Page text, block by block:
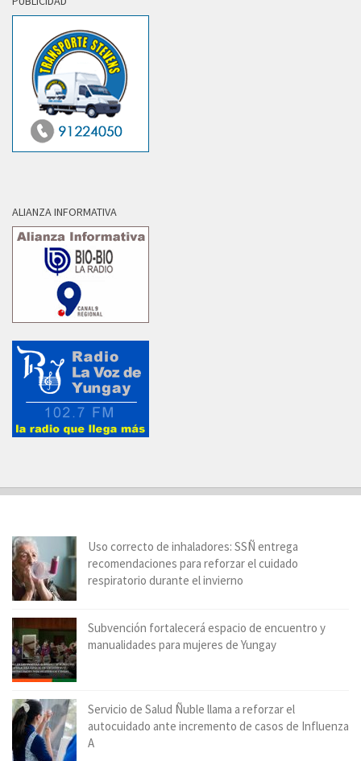
ALIANZA INFORMATIVA
Uso correcto de inhaladores: SSÑ entrega
recomendaciones para reforzar el cuidado
respiratorio durante el invierno
Subvención fortalecerá espacio de encuentro y
manualidades para mujeres de Yungay
Servicio de Salud Ñuble llama a reforzar el
autocuidado ante incremento de casos de Influenza
A